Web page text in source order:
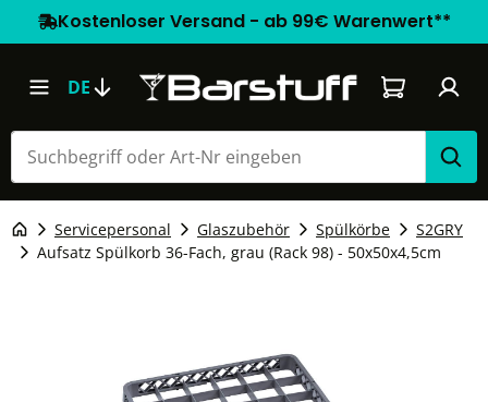
Kostenloser Versand - ab 99€ Warenwert**
DE Warenkorb
Servicepersonal Glaszubehör Spülkörbe
S2GRY
Aufsatz Spülkorb 36-Fach, grau (Rack 98) - 50x50x4,5cm